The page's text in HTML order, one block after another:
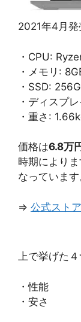
2021年4月発
・CPU:
・メモリ:
・SSD:
・ディスプ
・重さ:
価格は6.8万
時期により
なっています
⇒ 公式スト
上で挙げた
・性能
・安さ